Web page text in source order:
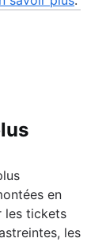
en
les tickets
les